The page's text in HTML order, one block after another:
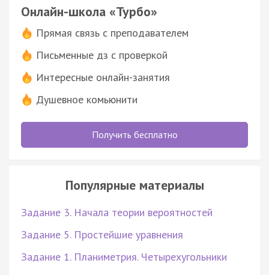
Онлайн-школа «Турбо»
Прямая связь с преподавателем
Письменные дз с проверкой
Интересные онлайн-занятия
Душевное комьюнити
Получить бесплатно
Популярные материалы
Задание 3. Начала теории вероятностей
Задание 5. Простейшие уравнения
Задание 1. Планиметрия. Четырехугольники